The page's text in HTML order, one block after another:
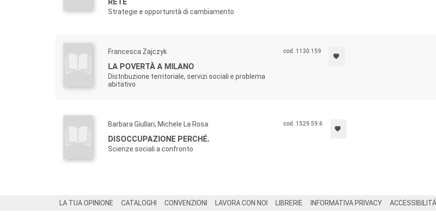
Strategie e opportunità di cambiamento
Francesca Zajczyk
LA POVERTÀ A MILANO
Distribuzione territoriale, servizi sociali e problema
abitativo
cod. 1130.159
Barbara Giullari, Michele La Rosa
DISOCCUPAZIONE PERCHÉ.
Scienze sociali a confronto
cod. 1529.59.6
LA TUA OPINIONE CATALOGHI CONVENZIONI LAVORA CON NOI LIBRERIE INFORMATIVA PRIVACY ACCESSIBILITÁ